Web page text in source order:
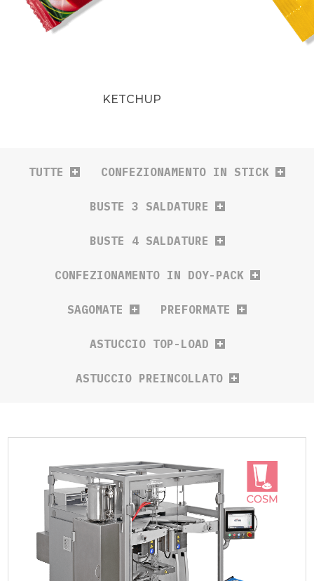
KETCHUP
TUTTE CONFEZIONAMENTO IN STICK
BUSTE 3 SALDATURE
BUSTE 4 SALDATURE
CONFEZIONAMENTO IN DOY-PACK
SAGOMATE PREFORMATE
ASTUCCIO TOP-LOAD
ASTUCCIO PREINCOLLATO